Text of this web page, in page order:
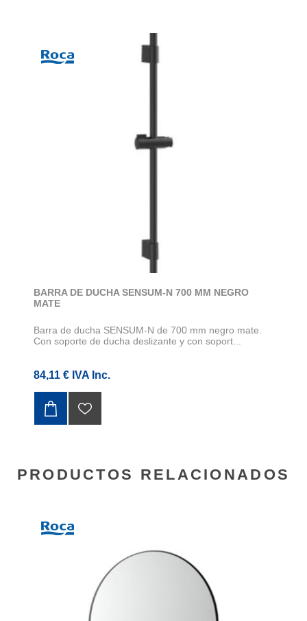
BARRA DE DUCHA SENSUM-N 700 MM NEGRO
MATE
Barra de ducha SENSUM-N de 700 mm negro mate.
Con soporte de ducha deslizante y con soport...
84,11 € IVA Inc.
PRODUCTOS RELACIONADOS